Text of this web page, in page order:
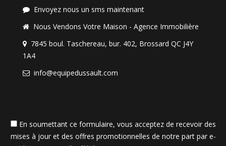
Envoyez nous un sms maintenant
Nous Vendons Votre Maison - Agence Immobilière
7845 boul. Taschereau, bur. 402, Brossard QC J4Y
1A4
info@equipedussault.com
En soumettant ce formulaire, vous acceptez de recevoir des
mises à jour et des offres promotionnelles de notre part par e-